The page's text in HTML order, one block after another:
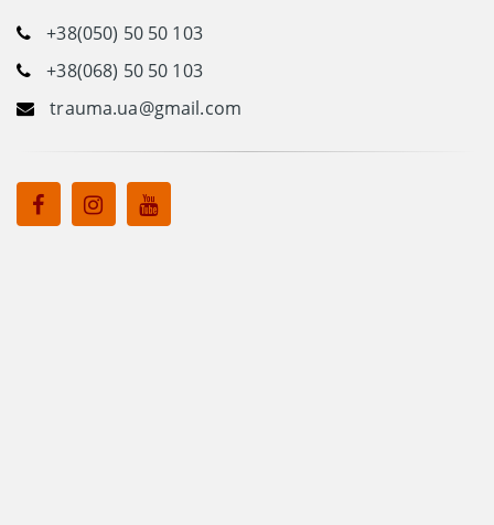
+38(050) 50 50 103
+38(068) 50 50 103
trauma.ua@gmail.com